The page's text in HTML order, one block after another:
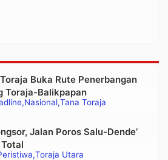
Nasional Tana Toraja
Buka Rute Penerbangan
Toraja-Balikpapan
Toraja Utara
Jalan Poros Salu-Dende’